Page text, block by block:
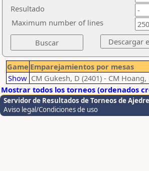
Resultado
Maximum number of lines
Game Emparejamientos por mesas
Show CM Gukesh, D (2401) - CM
Mostrar todos los torneos (ordenados
Servidor de Resultados de Torneos de
Aviso legal/Condiciones de uso